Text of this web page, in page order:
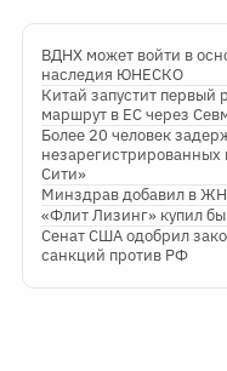
ВДНХ может войти в
наследия ЮНЕСКО
Китай запустит первый
маршрут в ЕС через
Более 20 человек
Сити»
Минздрав добавил в
«Флит Лизинг» купил
Сенат США одобрил
санкций против РФ